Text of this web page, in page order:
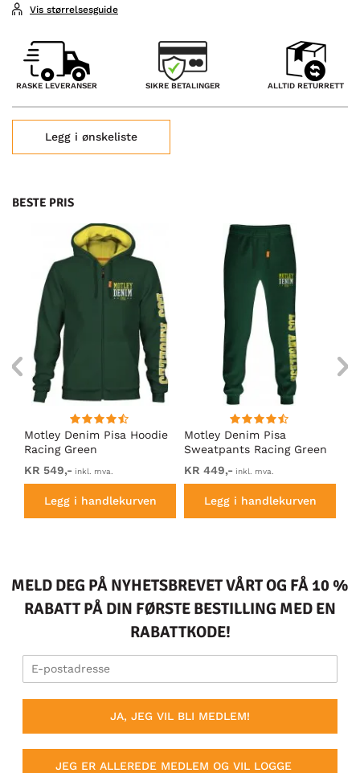
Vis størrelsesguide
RASKE LEVERANSER SIKRE BETALINGER ALLTID RETURRETT
Legg i ønskeliste
BESTE PRIS
Motley Denim Pisa Hoodie
Racing Green
KR 549,- inkl. mva.
Legg i handlekurven
Motley Denim Pisa
Sweatpants Racing Green
KR 449,- inkl. mva.
Legg i handlekurven
MELD DEG PÅ NYHETSBREVET VÅRT OG FÅ 10 %
RABATT PÅ DIN FØRSTE BESTILLING MED EN
RABATTKODE!
JA, JEG VIL BLI MEDLEM!
JEG ER ALLEREDE MEDLEM OG VIL LOGGE